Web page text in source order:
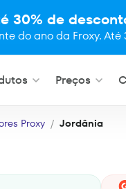
30% de
do ano da Froxy. Até
Preços
Proxy Jordânia